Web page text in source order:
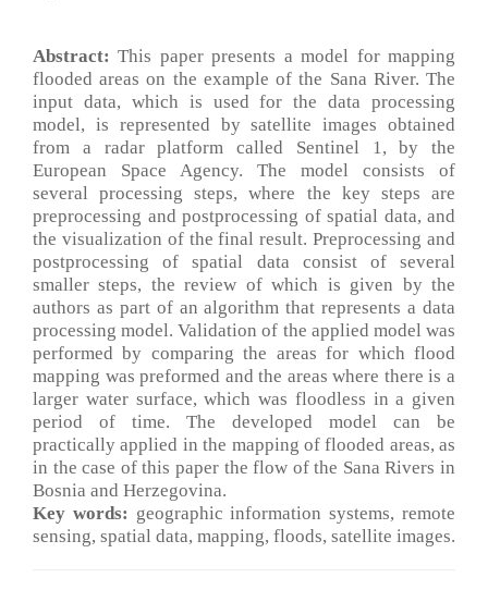
Abstract: This paper presents a model for mapping
flooded areas on the example of the Sana River. The
input data, which is used for the data processing
model, is represented by satellite images obtained
from a radar platform called Sentinel 1, by the
European Space Agency. The model consists of
several processing steps, where the key steps are
preprocessing and postprocessing of spatial data, and
the visualization of the final result. Preprocessing and
postprocessing of spatial data consist of several
smaller steps, the review of which is given by the
authors as part of an algorithm that represents a data
processing model. Validation of the applied model was
performed by comparing the areas for which flood
mapping was preformed and the areas where there is a
larger water surface, which was floodless in a given
period of time. The developed model can be
practically applied in the mapping of flooded areas, as
in the case of this paper the flow of the Sana Rivers in
Bosnia and Herzegovina.
Key words: geographic information systems, remote
sensing, spatial data, mapping, floods, satellite images.